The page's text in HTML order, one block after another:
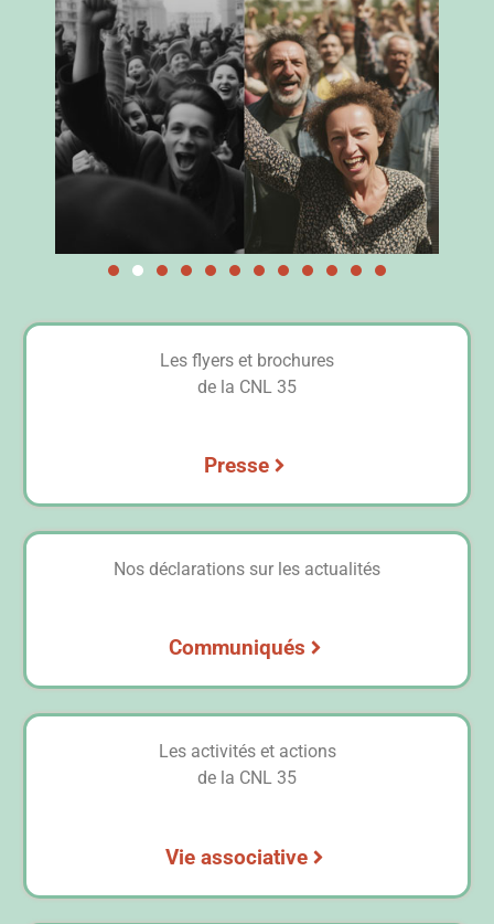
Les flyers et brochures
de la CNL 35
Presse
Nos déclarations sur les actualités
Communiqués
Les activités et actions
de la CNL 35
Vie associative